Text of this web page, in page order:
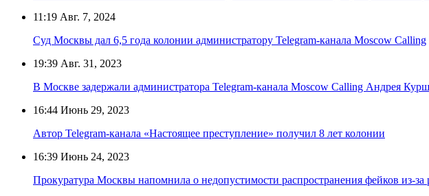
11:19 Авг. 7, 2024
Суд Москвы дал 6,5 года колонии администратору Telegram-канала Moscow Calling
19:39 Авг. 31, 2023
В Москве задержали администратора Telegram-канала Moscow Calling Андрея
16:44 Июнь 29, 2023
Автор Telegram-канала «Настоящее преступление» получил 8 лет колонии
16:39 Июнь 24, 2023
Прокуратура Москвы напомнила о недопустимости распространения фейков из-